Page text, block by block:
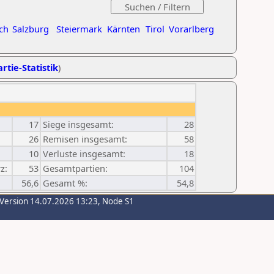
Salzburg Steiermark Kärnten Tirol Vorarlberg
Statistik)
17 Siege insgesamt:
28
26 Remisen insgesamt:
58
10 Verluste insgesamt:
18
53 Gesamtpartien:
104
56,6 Gesamt %: 54,8
14.07.2026 13:23, Node S1